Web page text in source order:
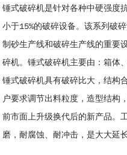
锤式破碎机是针对各种中硬强度
小于15%的破碎设备。该系列破
制砂生产线和破碎生产线的重要
碎机。锤式破碎机主要由：箱体
锤式破碎机具有破碎比大，结构
户要求调节出料粒度，造型结构
前市面上升级换代后的新产品。
磨，耐腐蚀、耐冲击，是大大延